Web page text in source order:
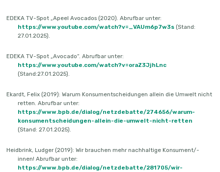
EDEKA TV-Spot „Apeel Avocados (2020). Abrufbar unter:
https://www.youtube.com/watch?v=_VAUm6p7w3s (Stand:
27.01.2025).
EDEKA TV-Spot „Avocado“. Abrufbar unter:
https://www.youtube.com/watch?v=oraZ3JjhLnc
(Stand:27.01.2025).
Ekardt, Felix (2019): Warum Konsumentscheidungen allein die Umwelt nicht
retten. Abrufbar unter:
https://www.bpb.de/dialog/netzdebatte/274656/warum-
konsumentscheidungen-allein-die-umwelt-nicht-retten
(Stand: 27.01.2025).
Heidbrink, Ludger (2019): Wir brauchen mehr nachhaltige Konsument/-
innen! Abrufbar unter:
https://www.bpb.de/dialog/netzdebatte/281705/wir-